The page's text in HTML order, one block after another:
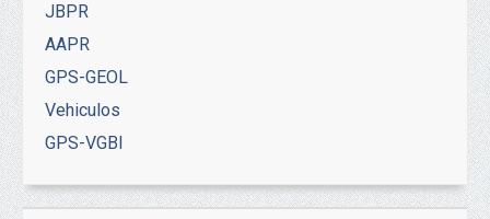
JBPR
AAPR
GPS-GEOL
Vehiculos
GPS-VGBI